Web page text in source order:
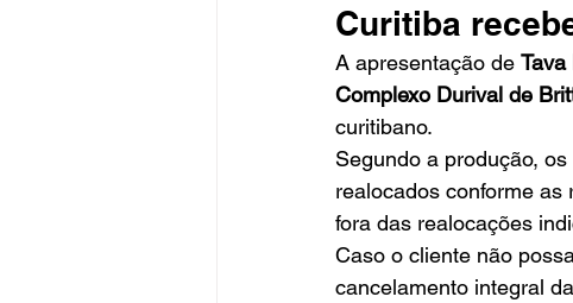
Curitiba
A apresentação de Tava
Complexo Durival de
curitibano.
Segundo a produção,
realocados conforme
fora das realocações
Caso o cliente não
cancelamento integral